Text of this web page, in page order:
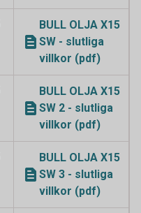
BULL OLJA X15
SW - slutliga
villkor (pdf)
BULL OLJA X15
SW 2 - slutliga
villkor (pdf)
BULL OLJA X15
SW 3 - slutliga
villkor (pdf)